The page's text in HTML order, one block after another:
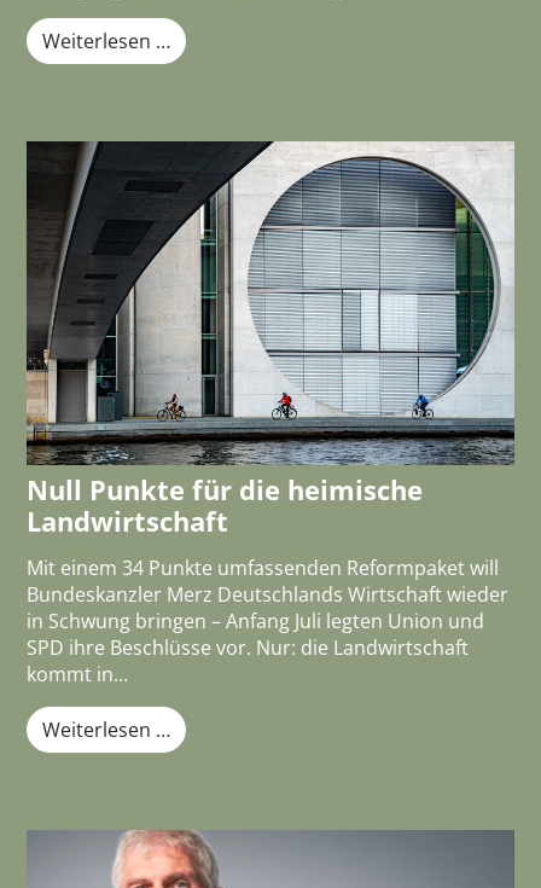
Weiterlesen …
Null Punkte für die heimische
Landwirtschaft
Mit einem 34 Punkte umfassenden Reformpaket will
Bundeskanzler Merz Deutschlands Wirtschaft wieder
in Schwung bringen – Anfang Juli legten Union und
SPD ihre Beschlüsse vor. Nur: die Landwirtschaft
kommt in...
Weiterlesen …